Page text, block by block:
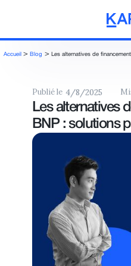
Accueil > Blog > Les alternatives de
Publié le 4/8/2025
Les alternatives
BNP : solutions